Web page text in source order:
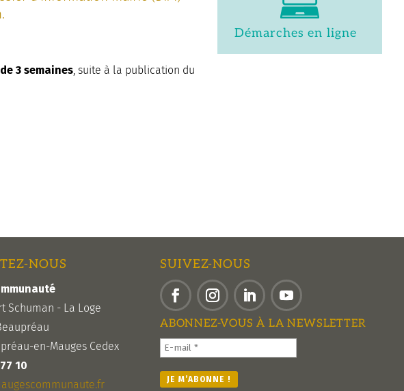
3 semaines, suite à la publication du
Démarches en ligne
NOUS
Schuman - La Loge
en-Mauges Cedex
10
SUIVEZ-NOUS
FacebookInstagramLinkedInYouTube
ABONNEZ-VOUS À LA NEWSLETTER